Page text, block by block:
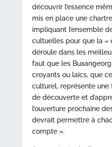
découvrir l’essence
mis en place une
impliquant l’ensemble
cultuelles pour que la «
déroule dans les
faut que les
croyants ou laïcs, que
culturel, représente
de découverte et
l’ouverture prochaine
devrait permettre à
compte ».